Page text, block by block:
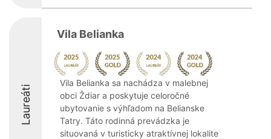
Laureáti
Vila Belianka
Vila Belianka sa nachádza v malebnej
obci Ždiar a poskytuje celoročné
ubytovanie s výhľadom na Belianske
Tatry. Táto rodinná prevádzka je
situovaná v turisticky atraktívnej lokalite